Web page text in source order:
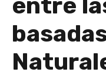
entre